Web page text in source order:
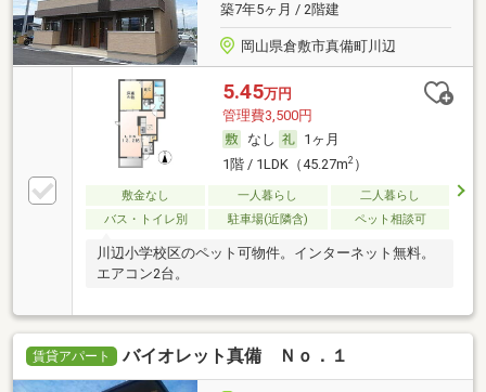
築7年5ヶ月 / 2階建
岡山県倉敷市真備町川辺
5.45万円
管理費3,500円
なし
1ヶ月
1階 / 1LDK（45.27m2）
敷金なし 一人暮らし
二人暮らし
バス・トイレ別
駐車場(近隣含) ペット相談可
川辺小学校区のペット可物件。インターネット無料。
エアコン2台。
賃貸アパート バイオレット真備 Ｎｏ．１